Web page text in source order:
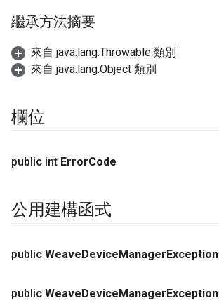
繼承方法摘要
來自 java.lang.Throwable 類別
來自 java.lang.Object 類別
欄位
public int ErrorCode
公用建構函式
public WeaveDeviceManagerException
public WeaveDeviceManagerException